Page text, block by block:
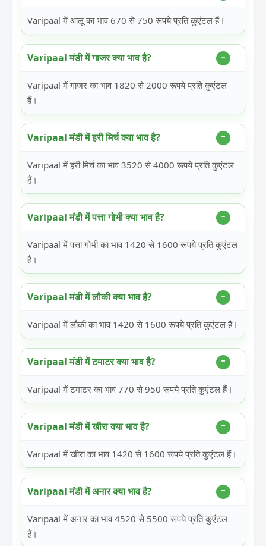
Varipaal में आलू का भाव 670 से 750 रूपये प्रति कुएंटल हैं।
Varipaal मंडी में गाजर क्या भाव है?
Varipaal में गाजर का भाव 1820 से 2000 रूपये प्रति कुएंटल
हैं।
Varipaal मंडी में हरी मिर्च क्या भाव है?
Varipaal में हरी मिर्च का भाव 3520 से 4000 रूपये प्रति कुएंटल
हैं।
Varipaal मंडी में पत्ता गोभी क्या भाव है?
Varipaal में पत्ता गोभी का भाव 1420 से 1600 रूपये प्रति कुएंटल
हैं।
Varipaal मंडी में लौकी क्या भाव है?
Varipaal में लौकी का भाव 1420 से 1600 रूपये प्रति कुएंटल हैं।
Varipaal मंडी में टमाटर क्या भाव है?
Varipaal में टमाटर का भाव 770 से 950 रूपये प्रति कुएंटल हैं।
Varipaal मंडी में खीरा क्या भाव है?
Varipaal में खीरा का भाव 1420 से 1600 रूपये प्रति कुएंटल हैं।
Varipaal मंडी में अनार क्या भाव है?
Varipaal में अनार का भाव 4520 से 5500 रूपये प्रति कुएंटल
हैं।